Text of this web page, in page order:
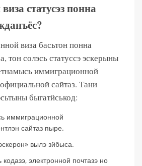
статусэз понна
виза басьтон понна
тон солэсь статуссэ эскерыны
иммиграционной
сайтаз. Тани
быгатӥськод:
иммиграционной
сайтаз пыре.
вылэ зӥбыса.
кодазэ, электронной почтазэ но